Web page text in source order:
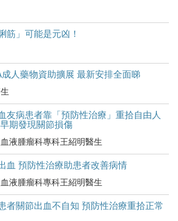
筋」可能是元凶！
人藥物資助擴展 最新安排全面睇
病患者靠「預防性治療」重拾自由人
期發現關節損傷
液腫瘤科專科王紹明醫生
血 預防性治療助患者改善病情
液腫瘤科專科王紹明醫生
者關節出血不自知 預防性治療重拾正常